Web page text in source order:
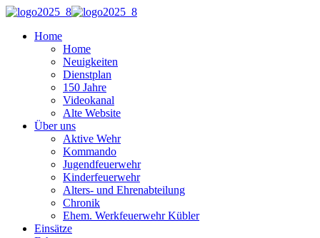
Home
Home
Neuigkeiten
Dienstplan
150 Jahre
Videokanal
Alte Website
Über uns
Aktive Wehr
Kommando
Jugendfeuerwehr
Kinderfeuerwehr
Alters- und Ehrenabteilung
Chronik
Ehem. Werkfeuerwehr Kübler
Einsätze